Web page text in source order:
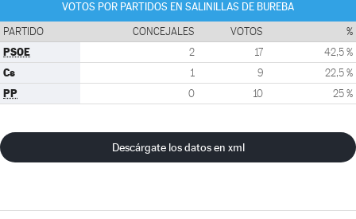
VOTOS POR PARTIDOS EN SALINILLAS DE BUREBA
PARTIDO CONCEJALES VOTOS %
PSOE 2 17 42,5 %
Cs 1 9 22,5 %
PP 0 10 25 %
Descárgate los datos en xml